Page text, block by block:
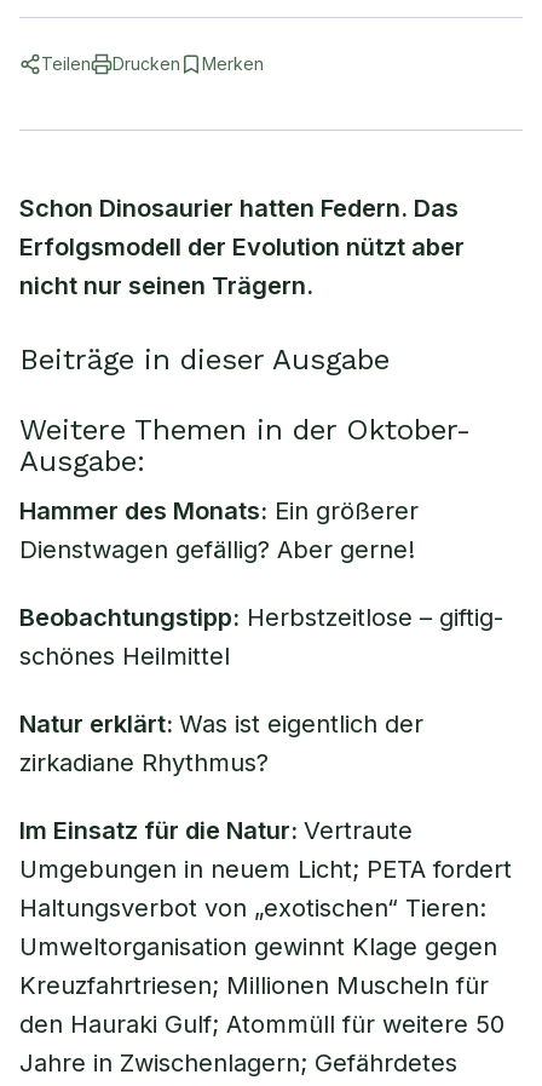
Teilen Drucken Merken
Schon Dinosaurier hatten Federn. Das
Erfolgsmodell der Evolution nützt aber
nicht nur seinen Trägern.
Beiträge in dieser Ausgabe
Weitere Themen in der Oktober-
Ausgabe:
Hammer des Monats: Ein größerer
Dienstwagen gefällig? Aber gerne!
Beobachtungstipp: Herbstzeitlose – giftig-
schönes Heilmittel
Natur erklärt: Was ist eigentlich der
zirkadiane Rhythmus?
Im Einsatz für die Natur: Vertraute
Umgebungen in neuem Licht; PETA fordert
Haltungsverbot von „exotischen“ Tieren:
Umweltorganisation gewinnt Klage gegen
Kreuzfahrtriesen; Millionen Muscheln für
den Hauraki Gulf; Atommüll für weitere 50
Jahre in Zwischenlagern; Gefährdetes